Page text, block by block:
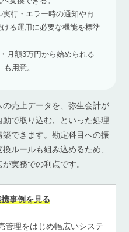
行・エラー時の通知や再
る運用に必要な機能を標準
月額3万円から始められる
用意。
売上データを、弥生会計が
で取り込む、といった処理
できます。勘定科目への振
ルールも組み込めるため、
実務での利点です。
事例を見る
管理をはじめ幅広いシステ